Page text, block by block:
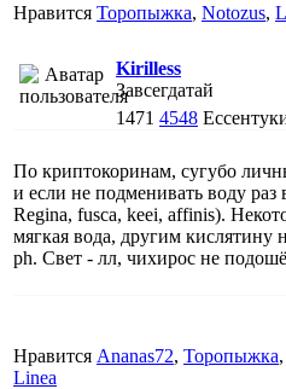
Нравится Торопыжка, Notozus,
Kirilless
Завсегдатай
1471 4548
По криптокоринам, сугубо
и если не подменивать воду
Regina, fusca, keei, affinis).
мягкая вода, другим кислятину
ph. Свет - лл, чихирос не
Нравится Ananas72, Торопыжка,
Linea